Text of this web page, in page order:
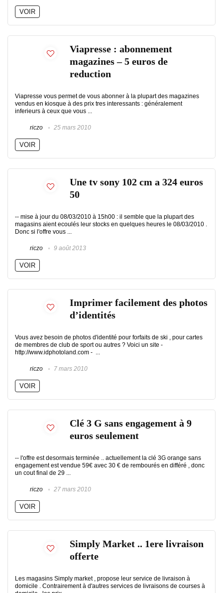
VOIR
Viapresse : abonnement
magazines – 5 euros de
reduction
Viapresse vous permet de vous abonner à la plupart des magazines
vendus en kiosque à des prix tres interessants : généralement
inferieurs à ceux que vous ...
riczo 25 mars 2010
VOIR
Une tv sony 102 cm a 324 euros
50
-- mise à jour du 08/03/2010 à 15h00 : il semble que la plupart des
magasins aient ecoulés leur stocks en quelques heures le 08/03/2010 .
Donc si l'offre vous ...
riczo 9 août 2013
VOIR
Imprimer facilement des photos
d’identités
Vous avez besoin de photos d'identité pour forfaits de ski , pour cartes
de membres de club de sport ou autres ? Voici un site -
http://www.idphotoland.com - ...
riczo 7 mars 2010
VOIR
Clé 3 G sans engagement à 9
euros seulement
-- l'offre est desormais terminée .. actuellement la clé 3G orange sans
engagement est vendue 59€ avec 30 € de rembourés en différé , donc
un cout final de 29 ...
riczo 27 mars 2010
VOIR
Simply Market .. 1ere livraison
offerte
Les magasins Simply market , propose leur service de livraison à
domicile . Contrairement à d'autres services de livraisons de courses à